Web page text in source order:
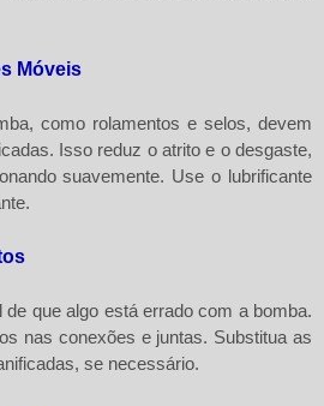
Móveis
como rolamentos e selos, devem
Isso reduz o atrito e o desgaste,
suavemente. Use o lubrificante
que algo está errado com a bomba.
nas conexões e juntas. Substitua as
se necessário.